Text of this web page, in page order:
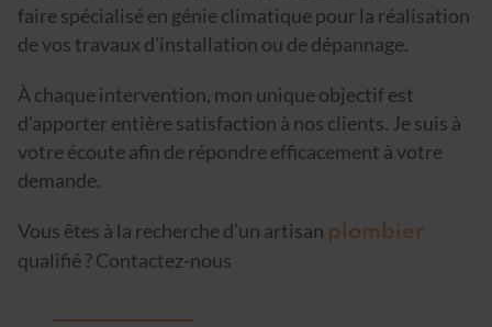
faire spécialisé en génie climatique pour la réalisation
de vos travaux d’installation ou de dépannage.
À chaque intervention, mon unique objectif est
d’apporter entière satisfaction à nos clients. Je suis à
votre écoute afin de répondre efficacement à votre
demande.
Vous êtes à la recherche d’un artisan plombier
qualifié ? Contactez-nous